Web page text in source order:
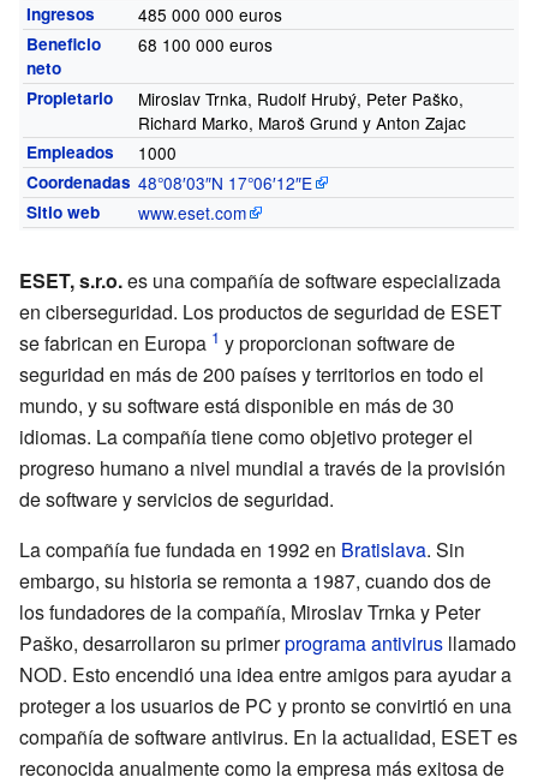
Ingresos 485 000 000 euros
Beneficio
neto
68 100 000 euros
Propietario
Miroslav Trnka, Rudolf Hrubý, Peter Paško,
Richard Marko, Maroš Grund y Anton Zajac
Empleados 1000
Coordenadas 48°08′03″N 17°06′12″E
Sitio web www.eset.com
ESET, s.r.o.es una compañía de software especializada
en ciberseguridad. Los productos de seguridad de ESET
se fabrican en Europa
y proporcionan software de
seguridad en más de 200 países y territorios en todo el
mundo, y su software está disponible en más de 30
idiomas. La compañía tiene como objetivo proteger el
progreso humano a nivel mundial a través de la provisión
de software y servicios de seguridad.
La compañía fue fundada en 1992 en Bratislava. Sin
embargo, su historia se remonta a 1987, cuando dos de
los fundadores de la compañía, Miroslav Trnka y Peter
Paško, desarrollaron su primerprograma antivirus llamado
NOD. Esto encendió una idea entre amigos para ayudar a
proteger a los usuarios de PC y pronto se convirtió en una
compañía de software antivirus. En la actualidad, ESET es
reconocida anualmente como la empresa más exitosa de